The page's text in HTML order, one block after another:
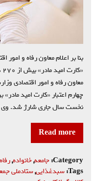
بنا بر اعلام معاون رفاه و امور
معاون رفاه و امور اقتصادی
نخست سال جاری شارژ شد. وی
Read more
Category: جامعه,خانواده,
Tags: سبدغذایی,ستادملی